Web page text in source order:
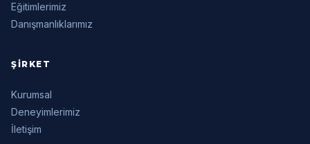
Eğitimlerimiz
Danışmanlıklarımız
ŞIRKET
Kurumsal
Deneyimlerimiz
İletişim